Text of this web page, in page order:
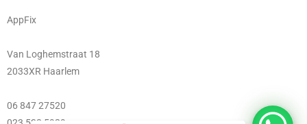
AppFix
Van Loghemstraat 18
2033XR Haarlem
06 847 27520